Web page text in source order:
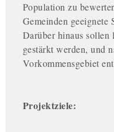
Population zu
Gemeinden geeignete
Darüber hinaus sollen
gestärkt werden, und
Vorkommensgebiet
Projektziele: